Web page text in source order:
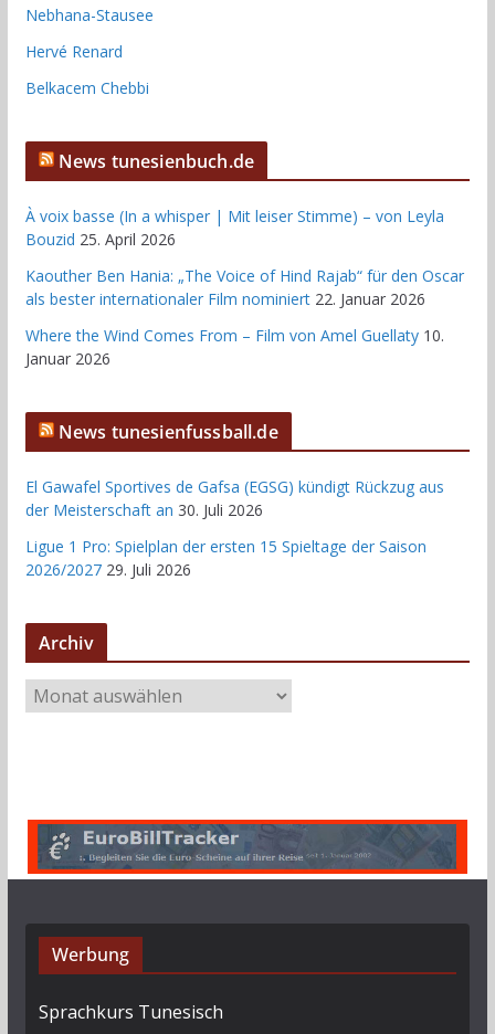
Nebhana-Stausee
Hervé Renard
Belkacem Chebbi
News tunesienbuch.de
À voix basse (In a whisper | Mit leiser Stimme) – von Leyla
Bouzid 25. April 2026
Kaouther Ben Hania: „The Voice of Hind Rajab“ für den Oscar
als bester internationaler Film nominiert 22. Januar 2026
Where the Wind Comes From – Film von Amel Guellaty 10.
Januar 2026
News tunesienfussball.de
El Gawafel Sportives de Gafsa (EGSG) kündigt Rückzug aus
der Meisterschaft an 30. Juli 2026
Ligue 1 Pro: Spielplan der ersten 15 Spieltage der Saison
2026/2027 29. Juli 2026
Archiv
r
Werbung
Sprachkurs Tunesisch